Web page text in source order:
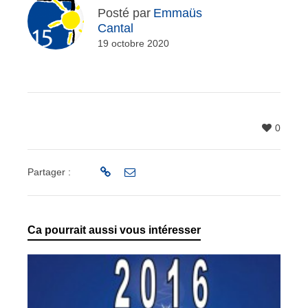
Posté par Emmaüs
Cantal
19 octobre 2020
0
Partager :
Ca pourrait aussi vous intéresser